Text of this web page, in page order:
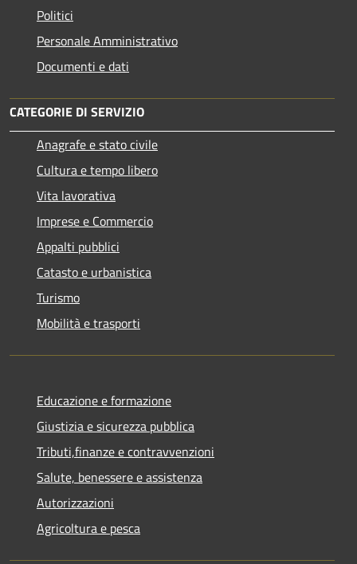
Politici
Personale Amministrativo
Documenti e dati
CATEGORIE DI SERVIZIO
Anagrafe e stato civile
Cultura e tempo libero
Vita lavorativa
Imprese e Commercio
Appalti pubblici
Catasto e urbanistica
Turismo
Mobilità e trasporti
Educazione e formazione
Giustizia e sicurezza pubblica
Tributi,finanze e contravvenzioni
Salute, benessere e assistenza
Autorizzazioni
Agricoltura e pesca